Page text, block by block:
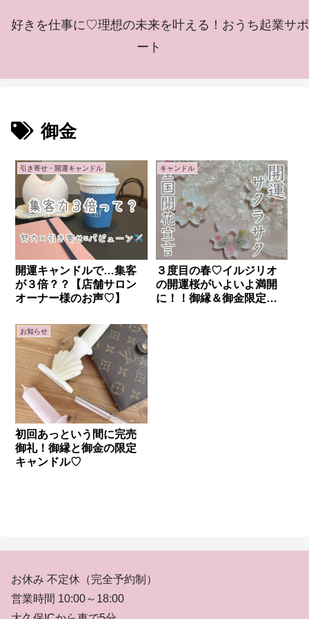
好きを仕事に♡理想の未来を叶える！おうち起業サポ
ート
御金
引き寄せ・開運キャンドル
開運キャンドルで…集客
が３倍？？【店舗サロン
オーナー様のお声♡】
キャンドル
３度目の春♡イルジリオ
の開運桜がいよいよ満開
に！！御縁＆御金限定復
お知らせ
初回あっという間に完売
御礼！御縁と御金の限定
キャンドル♡
お休み 不定休（完全予約制）
営業時間 10:00～18:00